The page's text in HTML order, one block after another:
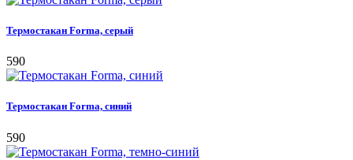
Термостакан Forma, серый
590
Термостакан Forma, синий
590